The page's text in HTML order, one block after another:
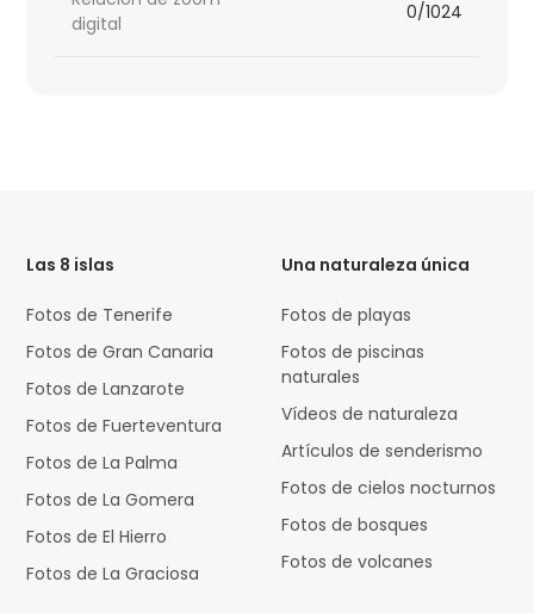
digital
0/1024
Las 8 islas
Fotos de Tenerife
Fotos de Gran Canaria
Fotos de Lanzarote
Fotos de Fuerteventura
Fotos de La Palma
Fotos de La Gomera
Fotos de El Hierro
Fotos de La Graciosa
Una naturaleza única
Fotos de playas
Fotos de piscinas
naturales
Vídeos de naturaleza
Artículos de senderismo
Fotos de cielos nocturnos
Fotos de bosques
Fotos de volcanes